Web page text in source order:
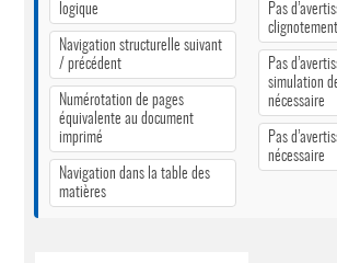
logique
Navigation structurelle suivant
/ précédent
Numérotation de pages
équivalente au document
imprimé
Navigation dans la table des
matières
Pas
Pas
simulation
nécessaire
Pas
nécessaire